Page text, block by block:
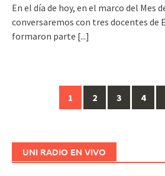
En el día de hoy, en el marco del Mes
conversaremos con tres docentes de
formaron parte [...]
entradas
1 2 3 4
UNI RADIO EN VIVO